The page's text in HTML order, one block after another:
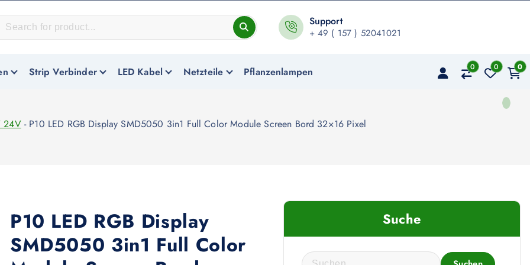
Support
+ 49 ( 157 ) 52041021
Strip Verbinder LED Kabel Netzteile Pflanzenlampen 0 0 0
24V- P10 LED RGB Display SMD5050 3in1 Full Color Module Screen Bord 32×16 Pixel
P10 LED RGB Display
SMD5050 3in1 Full Color
Suche
S